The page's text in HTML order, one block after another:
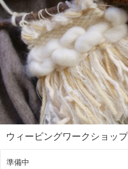
ウィービングワークショッ
準備中